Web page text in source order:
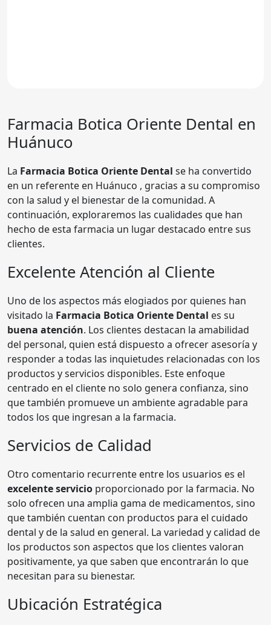
Farmacia Botica Oriente Dental en
Huánuco
La Farmacia Botica Oriente Dental se ha convertido
en un referente en Huánuco , gracias a su compromiso
con la salud y el bienestar de la comunidad. A
continuación, exploraremos las cualidades que han
hecho de esta farmacia un lugar destacado entre sus
clientes.
Excelente Atención al Cliente
Uno de los aspectos más elogiados por quienes han
visitado la Farmacia Botica Oriente Dental es su
buena atención. Los clientes destacan la amabilidad
del personal, quien está dispuesto a ofrecer asesoría y
responder a todas las inquietudes relacionadas con los
productos y servicios disponibles. Este enfoque
centrado en el cliente no solo genera confianza, sino
que también promueve un ambiente agradable para
todos los que ingresan a la farmacia.
Servicios de Calidad
Otro comentario recurrente entre los usuarios es el
excelente servicio proporcionado por la farmacia. No
solo ofrecen una amplia gama de medicamentos, sino
que también cuentan con productos para el cuidado
dental y de la salud en general. La variedad y calidad de
los productos son aspectos que los clientes valoran
positivamente, ya que saben que encontrarán lo que
necesitan para su bienestar.
Ubicación Estratégica